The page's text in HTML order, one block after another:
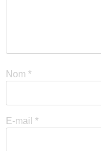
Nom *
E-mail *